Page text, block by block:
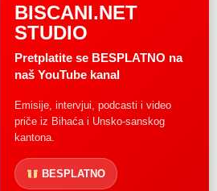
BISCANI.NET
STUDIO
Pretplatite se BESPLATNO na
naš YouTube kanal
Emisije, intervjui, podcasti i video
priče iz Bihaća i Unsko-sanskog
kantona.
BESPLATNO